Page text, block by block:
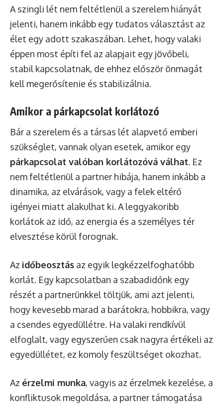
A szingli lét nem feltétlenül a szerelem hiányát
jelenti, hanem inkább egy tudatos választást az
élet egy adott szakaszában. Lehet, hogy valaki
éppen most építi fel az alapjait egy jövőbeli,
stabil kapcsolatnak, de ehhez először önmagát
kell megerősítenie és stabilizálnia.
Amikor a párkapcsolat korlátozó
Bár a szerelem és a társas lét alapvető emberi
szükséglet, vannak olyan esetek, amikor egy
párkapcsolat valóban korlátozóvá válhat. Ez
nem feltétlenül a partner hibája, hanem inkább a
dinamika, az elvárások, vagy a felek eltérő
igényei miatt alakulhat ki. A leggyakoribb
korlátok az idő, az energia és a személyes tér
elvesztése körül forognak.
Az időbeosztás az egyik legkézzelfoghatóbb
korlát. Egy kapcsolatban a szabadidőnk egy
részét a partnerünkkel töltjük, ami azt jelenti,
hogy kevesebb marad a barátokra, hobbikra, vagy
a csendes egyedüllétre. Ha valaki rendkívül
elfoglalt, vagy egyszerűen csak nagyra értékeli az
egyedüllétet, ez komoly feszültséget okozhat.
Az érzelmi munka, vagyis az érzelmek kezelése, a
konfliktusok megoldása, a partner támogatása